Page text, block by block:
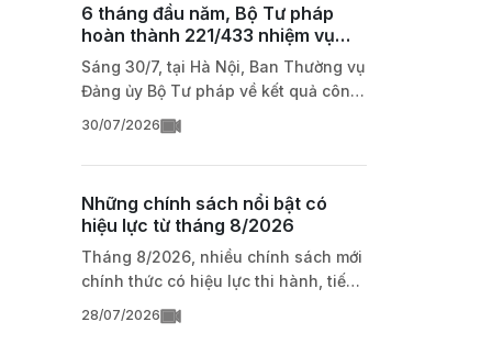
6 tháng đầu năm, Bộ Tư pháp
hoàn thành 221/433 nhiệm vụ
trọng tâm
Sáng 30/7, tại Hà Nội, Ban Thường vụ
Đảng ủy Bộ Tư pháp về kết quả công
tác 6 tháng đầu năm, nhiệm vụ trọng
tâm 6 tháng cuối năm 2026 và tình
hình triển khai Nghị quyết số 66-
Đảng ủy Bộ Tư pháp đã đạt nhiều kết
quả quan trọng trong xây dựng, hoàn
thiện thể chế, cải cách hành chính và
chuyển đổi số. Đồng chí Trần Cẩm Tú,
Ủy viên Bộ Chính trị, Thường trực Ban
30/07/2026
Những chính sách nổi bật có
hiệu lực từ tháng 8/2026
Tháng 8/2026, nhiều chính sách mới
chính thức có hiệu lực thi hành, tiếp
tục hoàn thiện hệ thống pháp luật,
nâng cao hiệu lực quản lý nhà nước
28/07/2026